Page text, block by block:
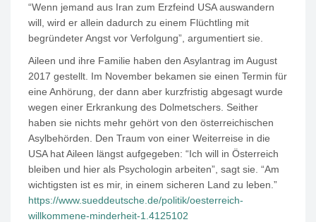
“Wenn jemand aus Iran zum Erzfeind USA auswandern
will, wird er allein dadurch zu einem Flüchtling mit
begründeter Angst vor Verfolgung”, argumentiert sie.
Aileen und ihre Familie haben den Asylantrag im August
2017 gestellt. Im November bekamen sie einen Termin für
eine Anhörung, der dann aber kurzfristig abgesagt wurde
wegen einer Erkrankung des Dolmetschers. Seither
haben sie nichts mehr gehört von den österreichischen
Asylbehörden. Den Traum von einer Weiterreise in die
USA hat Aileen längst aufgegeben: “Ich will in Österreich
bleiben und hier als Psychologin arbeiten”, sagt sie. “Am
wichtigsten ist es mir, in einem sicheren Land zu leben.”
https://www.sueddeutsche.de/politik/oesterreich-
willkommene-minderheit-1.4125102